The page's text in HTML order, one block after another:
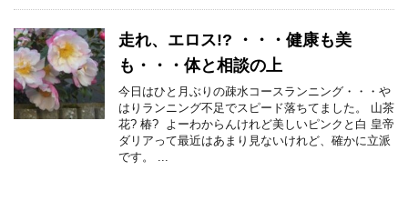
走れ、エロス!? ・・・健康も美
も・・・体と相談の上
今日はひと月ぶりの疎水コースランニング・・・や
はりランニング不足でスピード落ちてました。 山茶
花? 椿? よーわからんけれど美しいピンクと白 皇帝
ダリアって最近はあまり見ないけれど、確かに立派
です。 ...